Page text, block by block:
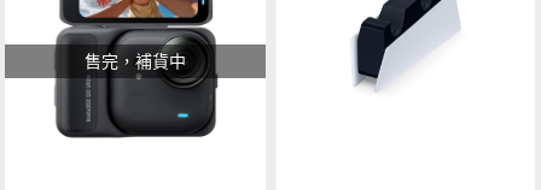
售完，補貨中